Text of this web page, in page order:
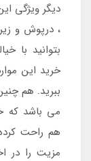
دیگر ویژگی
، درپوش و
بتوانید با
خرید این
می باشد که
هم راحت
مزیت را در